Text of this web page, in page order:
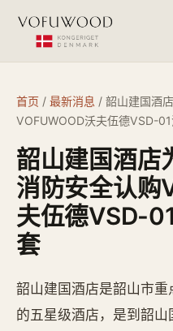
工程案例
常见问答
最新消息
杭州欧萨酒店设备有限公司
service@vofu.cn
首页 / 最新消息 / 韶山建国酒
VOFUWOOD沃夫伍德VSD-
韶山建国酒店
消防安全认购
夫伍德VSD-
套
韶山建国酒店是韶山市
的五星级酒店，是到韶